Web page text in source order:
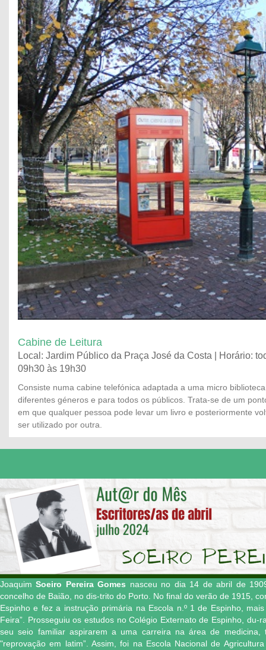
Cabine de Leitura
Local: Jardim Público da Praça José da Costa | Horário:
09h30 às 19h30
Consiste numa cabine telefónica adaptada a uma micro
diferentes géneros e para todos os públicos. Trata-se de um
em que qualquer pessoa pode levar um livro e posteriormente
ser utilizado por outra.
JoaquimSoeiro Pereira Gomes nasceu no dia 14 de abril de
concelho de Baião, no dis-trito do Porto. No final do verão de 1915,
Espinho e fez a instrução primária na Escola n.º 1 de Espinho,
Feira”. Prosseguiu os estudos no Colégio Externato de Espinho, du-
seu seio familiar aspirarem a uma carreira na área de medicina,
"reprovação em latim”. Assim, foi na Escola Nacional de